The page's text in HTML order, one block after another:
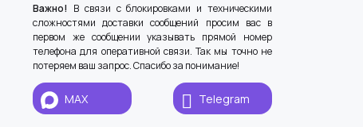
Важно! В связи с блокировками и техническими
сложностями доставки сообщений просим вас в
первом же сообщении указывать прямой номер
телефона для оперативной связи. Так мы точно не
потеряем ваш запрос. Спасибо за понимание!
MAX Telegram